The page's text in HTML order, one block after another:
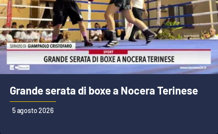
Apple
Grande serata di boxe a Nocera Terinese
5 agosto 2026